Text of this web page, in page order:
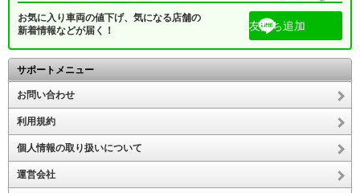
お気に入り車両の値下げ、気になる店舗の
新着情報などが届く！
友だち追加
サポートメニュー
お問い合わせ
利用規約
個人情報の取り扱いについて
運営会社